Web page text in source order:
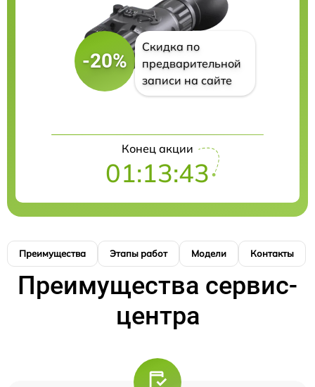
-20%
Скидка по
предварительной
записи на сайте
Конец акции
01:13:43
Преимущества Этапы работ Модели Контакты
Преимущества сервис-
центра